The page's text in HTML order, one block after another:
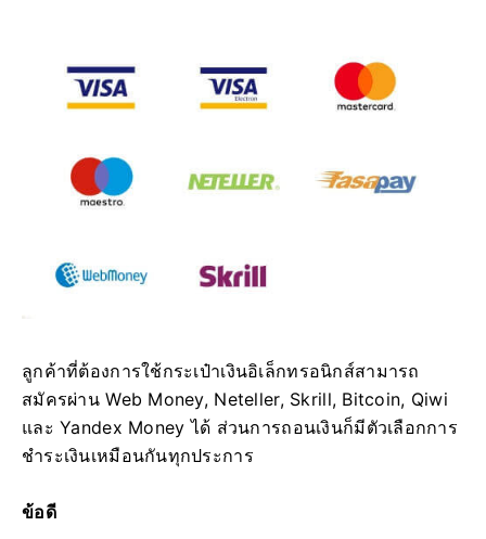
ลูกค้าที่ต้องการใช้กระเป๋าเงินอิเล็กทรอนิกส์สามารถ
สมัครผ่าน Web Money, Neteller, Skrill, Bitcoin, Qiwi
และ Yandex Money ได้ ส่วนการถอนเงินก็มีตัวเลือกการ
ชำระเงินเหมือนกันทุกประการ
ข้อดี